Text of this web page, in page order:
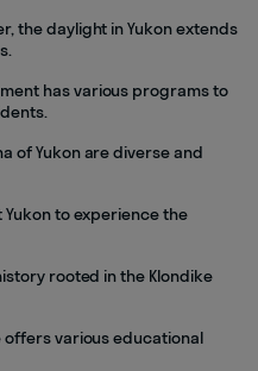
the daylight in Yukon extends
has various programs to
of Yukon are diverse and
Yukon to experience the
rooted in the Klondike
offers various educational